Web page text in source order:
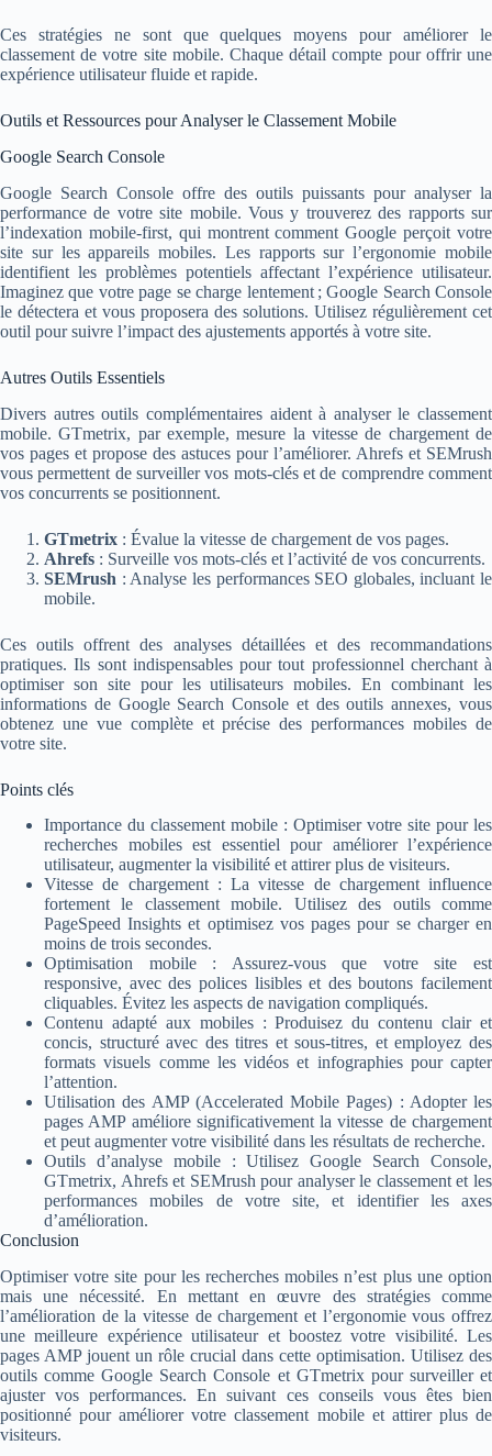
Ces stratégies ne sont que quelques moyens pour améliorer le
classement de votre site mobile. Chaque détail compte pour offrir une
expérience utilisateur fluide et rapide.
Outils et Ressources pour Analyser le Classement Mobile
Google Search Console
Google Search Console offre des outils puissants pour analyser la
performance de votre site mobile. Vous y trouverez des rapports sur
l’indexation mobile-first, qui montrent comment Google perçoit votre
site sur les appareils mobiles. Les rapports sur l’ergonomie mobile
identifient les problèmes potentiels affectant l’expérience utilisateur.
Imaginez que votre page se charge lentement ; Google Search Console
le détectera et vous proposera des solutions. Utilisez régulièrement cet
outil pour suivre l’impact des ajustements apportés à votre site.
Autres Outils Essentiels
Divers autres outils complémentaires aident à analyser le classement
mobile. GTmetrix, par exemple, mesure la vitesse de chargement de
vos pages et propose des astuces pour l’améliorer. Ahrefs et SEMrush
vous permettent de surveiller vos mots-clés et de comprendre comment
vos concurrents se positionnent.
GTmetrix : Évalue la vitesse de chargement de vos pages.
Ahrefs : Surveille vos mots-clés et l’activité de vos concurrents.
SEMrush : Analyse les performances SEO globales, incluant le
mobile.
Ces outils offrent des analyses détaillées et des recommandations
pratiques. Ils sont indispensables pour tout professionnel cherchant à
optimiser son site pour les utilisateurs mobiles. En combinant les
informations de Google Search Console et des outils annexes, vous
obtenez une vue complète et précise des performances mobiles de
votre site.
Points clés
Importance du classement mobile : Optimiser votre site pour les
recherches mobiles est essentiel pour améliorer l’expérience
utilisateur, augmenter la visibilité et attirer plus de visiteurs.
Vitesse de chargement : La vitesse de chargement influence
fortement le classement mobile. Utilisez des outils comme
PageSpeed Insights et optimisez vos pages pour se charger en
moins de trois secondes.
Optimisation mobile : Assurez-vous que votre site est
responsive, avec des polices lisibles et des boutons facilement
cliquables. Évitez les aspects de navigation compliqués.
Contenu adapté aux mobiles : Produisez du contenu clair et
concis, structuré avec des titres et sous-titres, et employez des
formats visuels comme les vidéos et infographies pour capter
l’attention.
Utilisation des AMP (Accelerated Mobile Pages) : Adopter les
pages AMP améliore significativement la vitesse de chargement
et peut augmenter votre visibilité dans les résultats de recherche.
Outils d’analyse mobile : Utilisez Google Search Console,
GTmetrix, Ahrefs et SEMrush pour analyser le classement et les
performances mobiles de votre site, et identifier les axes
d’amélioration.
Conclusion
Optimiser votre site pour les recherches mobiles n’est plus une option
mais une nécessité. En mettant en œuvre des stratégies comme
l’amélioration de la vitesse de chargement et l’ergonomie vous offrez
une meilleure expérience utilisateur et boostez votre visibilité. Les
pages AMP jouent un rôle crucial dans cette optimisation. Utilisez des
outils comme Google Search Console et GTmetrix pour surveiller et
ajuster vos performances. En suivant ces conseils vous êtes bien
positionné pour améliorer votre classement mobile et attirer plus de
visiteurs.